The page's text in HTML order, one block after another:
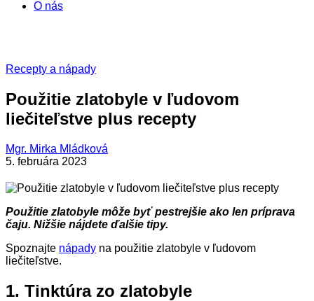
O nás
Recepty a nápady
Použitie zlatobyle v ľudovom
liečiteľstve plus recepty
Mgr. Mirka Mládková
5. februára 2023
Použitie zlatobyle môže byť pestrejšie ako len príprava
čaju. Nižšie nájdete ďalšie tipy.
Spoznajte nápady na použitie zlatobyle v ľudovom
liečiteľstve.
1. Tinktúra zo zlatobyle